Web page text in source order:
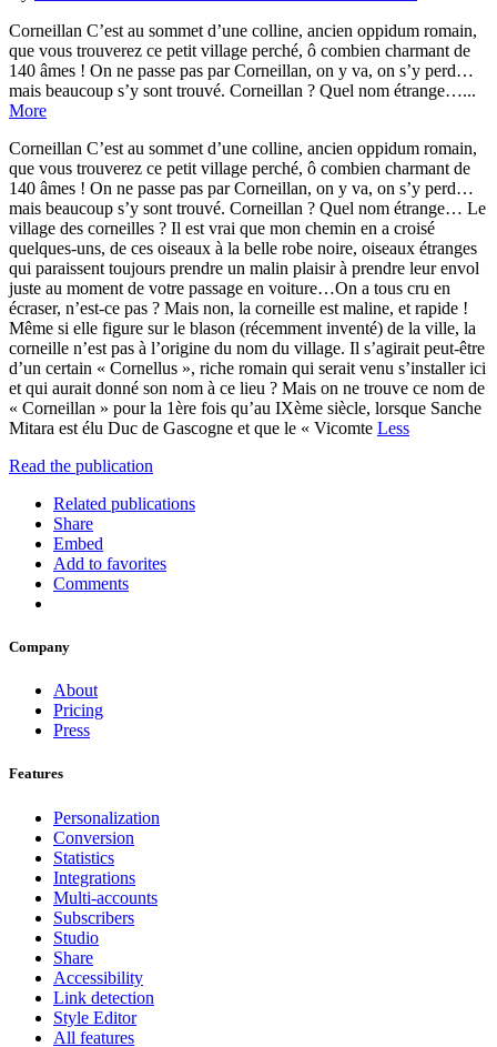
Corneillan C’est au sommet d’une colline, ancien oppidum romain,
que vous trouverez ce petit village perché, ô combien charmant de
140 âmes ! On ne passe pas par Corneillan, on y va, on s’y perd…
mais beaucoup s’y sont trouvé. Corneillan ? Quel nom étrange…...
More
Corneillan C’est au sommet d’une colline, ancien oppidum romain,
que vous trouverez ce petit village perché, ô combien charmant de
140 âmes ! On ne passe pas par Corneillan, on y va, on s’y perd…
mais beaucoup s’y sont trouvé. Corneillan ? Quel nom étrange… Le
village des corneilles ? Il est vrai que mon chemin en a croisé
quelques-uns, de ces oiseaux à la belle robe noire, oiseaux étranges
qui paraissent toujours prendre un malin plaisir à prendre leur envol
juste au moment de votre passage en voiture…On a tous cru en
écraser, n’est-ce pas ? Mais non, la corneille est maline, et rapide !
Même si elle figure sur le blason (récemment inventé) de la ville, la
corneille n’est pas à l’origine du nom du village. Il s’agirait peut-être
d’un certain « Cornellus », riche romain qui serait venu s’installer ici
et qui aurait donné son nom à ce lieu ? Mais on ne trouve ce nom de
« Corneillan » pour la 1ère fois qu’au IXème siècle, lorsque Sanche
Mitara est élu Duc de Gascogne et que le « Vicomte Less
Read the publication
Related publications
Share
Embed
Add to favorites
Comments
Company
About
Pricing
Press
Features
Personalization
Conversion
Statistics
Integrations
Multi-accounts
Subscribers
Studio
Share
Accessibility
Link detection
Style Editor
All features